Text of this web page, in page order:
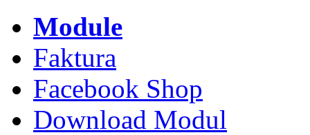
Module
Faktura
Facebook Shop
Download Modul